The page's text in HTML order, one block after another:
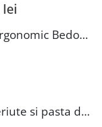
lei
Scaun de birou ergonomic Bedora Lotte, Mesh, Negru/Rosu
Suport pentru periute si pasta de dinti Wenko Brasil Petrol 7.3 x 10.3 cm plastic verde inchis